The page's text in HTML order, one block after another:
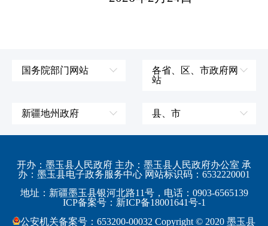
国务院部门网站
国防部
教育部
工业和信息化部
监察部
各省、区、市政府网
站
江苏省
浙江省
安徽省
新疆地州政府
伊犁哈萨克自治州
阿勒泰地区
博尔塔拉蒙古自治州
县、市
皮山县
策勒县
民丰县
开办：墨玉县人民政府 主办：墨玉县人民政府办公室 承
办：墨玉县电子政务服务中心 网站标识码：6532220001
地址：新疆墨玉县银河北路11号，电话：0903-6565139
ICP备案号：新ICP备18001641号-1
公安机关备案号：653200-00032 Copyright © 2020 墨玉县